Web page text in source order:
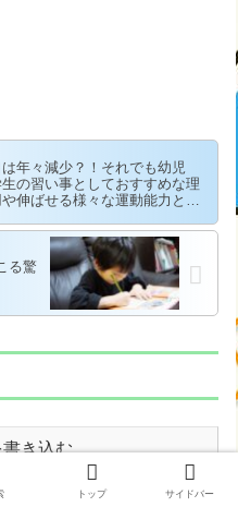
年々減少？！それでも幼児
の習い事としておすすめな理
伸ばせる様々な運動能力と
る驚
き込む
トップ サイドバー